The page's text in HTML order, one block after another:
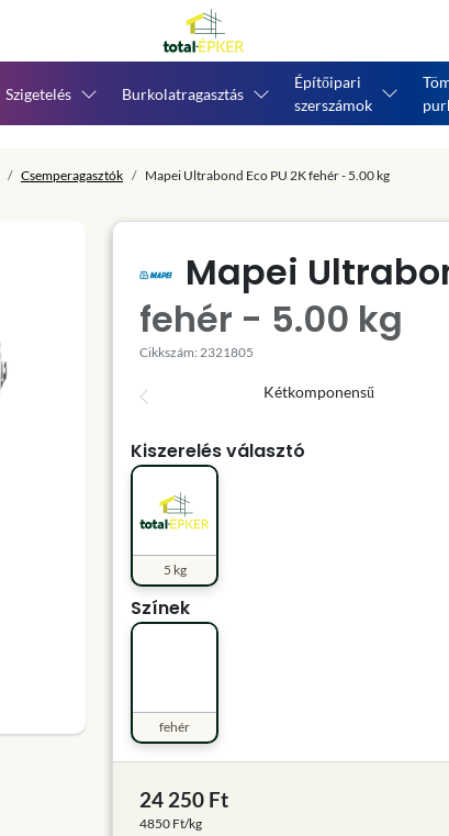
Szigetelés Burkolatragasztás
Építőipari
szerszámok
Csemperagasztók Mapei Ultrabond Eco PU 2K fehér - 5.00 kg
Mapei
fehér - 5.00 kg
Cikkszám: 2321805
Kétkomponensű
Kiszerelés választó
5 kg
Színek
fehér
24 250 Ft
4850 Ft/kg